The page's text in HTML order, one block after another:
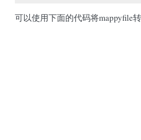
可以使用下面的代码将mappyfile